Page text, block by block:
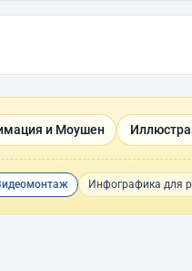
и Моушен
Инфографика для